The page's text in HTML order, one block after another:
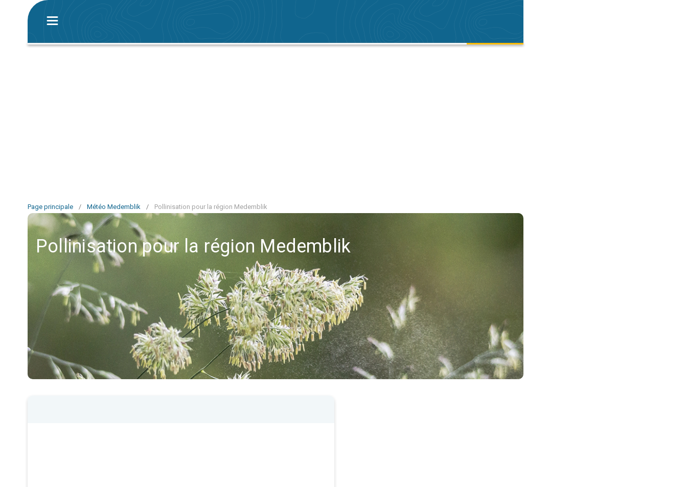
Page principale / Météo Medemblik / Pollinisation pour la région Medemblik
Pollinisation pour la région Medemblik